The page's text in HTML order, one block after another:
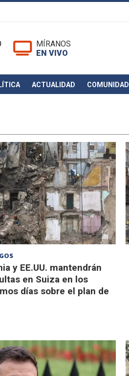
MÍRANOS
EN VIVO
ACTUALIDAD COMUNIDAD
y EE.UU. mantendrán
en Suiza en los
días sobre el plan de